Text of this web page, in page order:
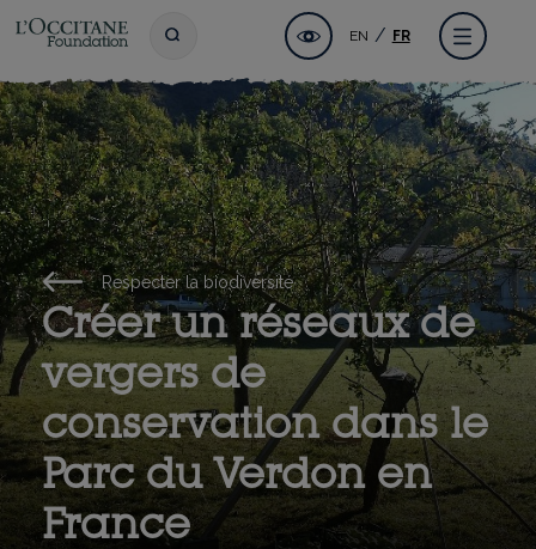
Aller
au
contenu
principal
Fondation l'OCCITANE
Toggle search Accessibilité
EN FR Menu
Respecter la biodiversité
Créer un réseaux de
vergers de
conservation dans le
Parc du Verdon en
France